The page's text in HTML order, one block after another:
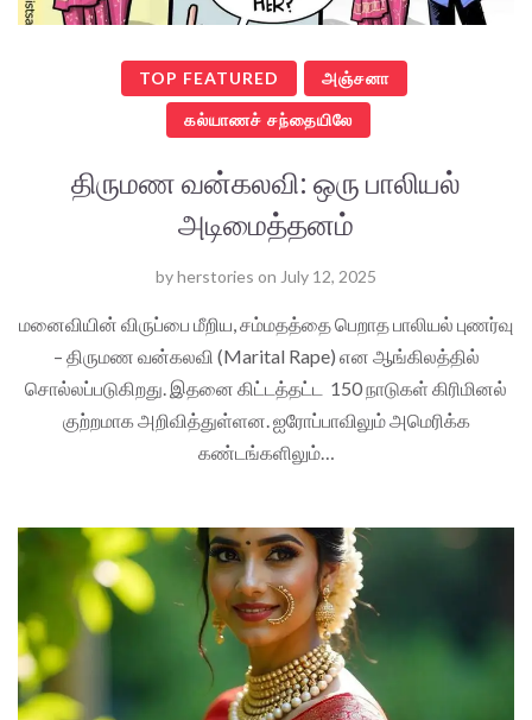
TOP FEATURED அஞ்சனா
கல்யாணச் சந்தையிலே
திருமண வன்கலவி: ஒரு பாலியல்
அடிமைத்தனம்
byherstories on July 12, 2025
மனைவியின் விருப்பை மீறிய, சம்மதத்தை பெறாத பாலியல் புணர்வு
– திருமண வன்கலவி (Marital Rape) என ஆங்கிலத்தில்
சொல்லப்படுகிறது. இதனை கிட்டத்தட்ட 150 நாடுகள் கிரிமினல்
குற்றமாக அறிவித்துள்ளன. ஐரோப்பாவிலும் அமெரிக்க
கண்டங்களிலும்…